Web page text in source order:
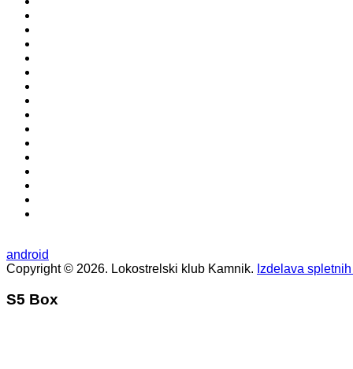
android
Copyright © 2026. Lokostrelski klub Kamnik. Izdelava
S5 Box